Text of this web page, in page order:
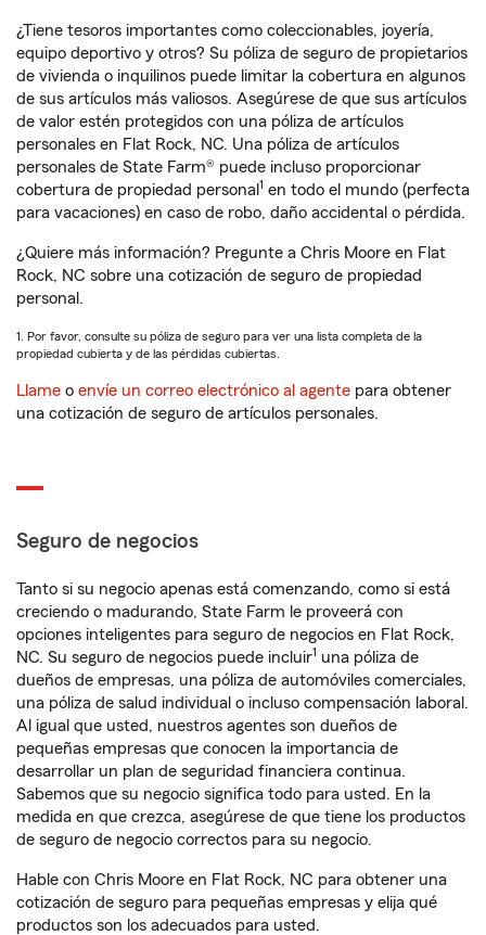
¿Tiene tesoros importantes como coleccionables, joyería,
equipo deportivo y otros? Su póliza de seguro de propietarios
de vivienda o inquilinos puede limitar la cobertura en algunos
de sus artículos más valiosos. Asegúrese de que sus artículos
de valor estén protegidos con una póliza de artículos
personales en Flat Rock, NC. Una póliza de artículos
personales de State Farm® puede incluso proporcionar
cobertura de propiedad personal 1 en todo el mundo (perfecta
para vacaciones) en caso de robo, daño accidental o pérdida.
¿Quiere más información? Pregunte a Chris Moore en Flat
Rock, NC sobre una cotización de seguro de propiedad
personal.
1. Por favor, consulte su póliza de seguro para ver una lista completa de la
propiedad cubierta y de las pérdidas cubiertas.
Llame o envíe un correo electrónico al agente para obtener
una cotización de seguro de artículos personales.
Seguro de negocios
Tanto si su negocio apenas está comenzando, como si está
creciendo o madurando, State Farm le proveerá con
opciones inteligentes para seguro de negocios en Flat Rock,
NC. Su seguro de negocios puede incluir1 una póliza de
dueños de empresas, una póliza de automóviles comerciales,
una póliza de salud individual o incluso compensación laboral.
Al igual que usted, nuestros agentes son dueños de
pequeñas empresas que conocen la importancia de
desarrollar un plan de seguridad financiera continua.
Sabemos que su negocio significa todo para usted. En la
medida en que crezca, asegúrese de que tiene los productos
de seguro de negocio correctos para su negocio.
Hable con Chris Moore en Flat Rock, NC para obtener una
cotización de seguro para pequeñas empresas y elija qué
productos son los adecuados para usted.